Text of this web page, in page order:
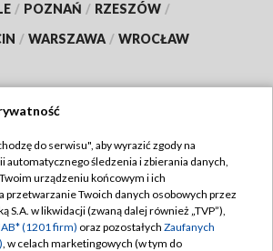
/ POZNAŃ / RZESZÓW /
/ WARSZAWA / WROCŁAW
TVP
Regulamin TVP
Polityka prywatności
do serwisu", aby wyrazić zgody na
automatycznego śledzenia i zbierania danych,
urządzeniu końcowym i ich
przetwarzanie Twoich danych osobowych przez
S.A. w likwidacji (zwaną dalej również „TVP”),
(1201 firm) oraz pozostałych Zaufanych
, w celach marketingowych (w tym do